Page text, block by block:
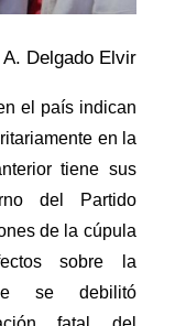
Delgado Elvir
el país indican
en la
tiene sus
del Partido
de la cúpula
sobre la
se debilitó